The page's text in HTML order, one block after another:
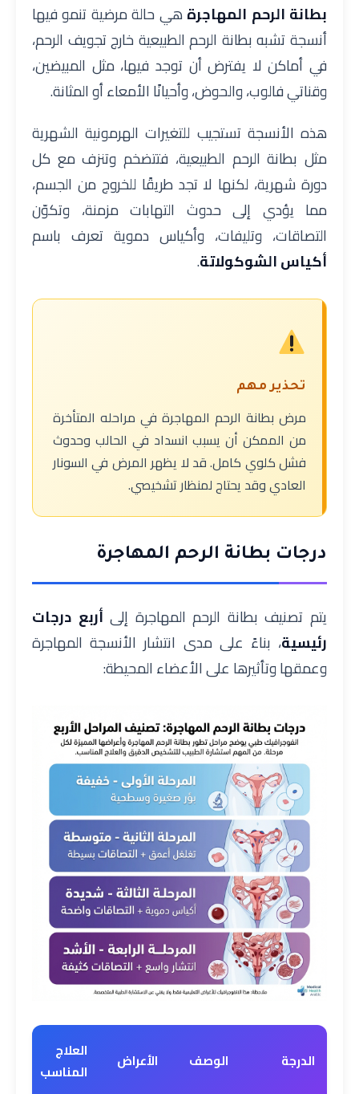
بطانة الرحم المهاجرة هي حالة مرضية تنمو فيها
أنسجة تشبه بطانة الرحم الطبيعية خارج تجويف الرحم،
في أماكن لا يفترض أن توجد فيها، مثل المبيضين،
وقناتي فالوب، والحوض، وأحيانًا الأمعاء أو المثانة.
هذه الأنسجة تستجيب للتغيرات الهرمونية الشهرية
مثل بطانة الرحم الطبيعية، فتتضخم وتنزف مع كل
دورة شهرية، لكنها لا تجد طريقًا للخروج من الجسم،
مما يؤدي إلى حدوث التهابات مزمنة، وتكوّن
التصاقات، وتليفات، وأكياس دموية تعرف باسم
أكياس الشوكولاتة.
تحذير مهم
مرض بطانة الرحم المهاجرة في مراحله المتأخرة
من الممكن أن يسبب انسداد في الحالب وحدوث
فشل كلوي كامل. قد لا يظهر المرض في السونار
العادي وقد يحتاج لمنظار تشخيصي.
درجات بطانة الرحم المهاجرة
يتم تصنيف بطانة الرحم المهاجرة إلى أربع درجات
رئيسية، بناءً على مدى انتشار الأنسجة المهاجرة
وعمقها وتأثيرها على الأعضاء المحيطة:
الدرجة الوصف الأعراض
العلاج
المناسب